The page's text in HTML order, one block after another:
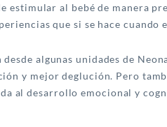
estimular al bebé de manera
que si se hace cuando
algunas unidades de
y mejor deglución. Pero
al desarrollo emocional y